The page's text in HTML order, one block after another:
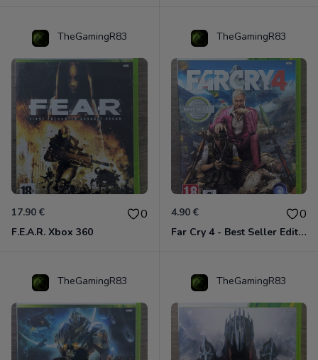
TheGamingR83
17.90 € 0
F.E.A.R. Xbox 360
TheGamingR83
4.90 € 0
Far Cry 4 - Best Seller Edition Xbox 360
TheGamingR83 TheGamingR83